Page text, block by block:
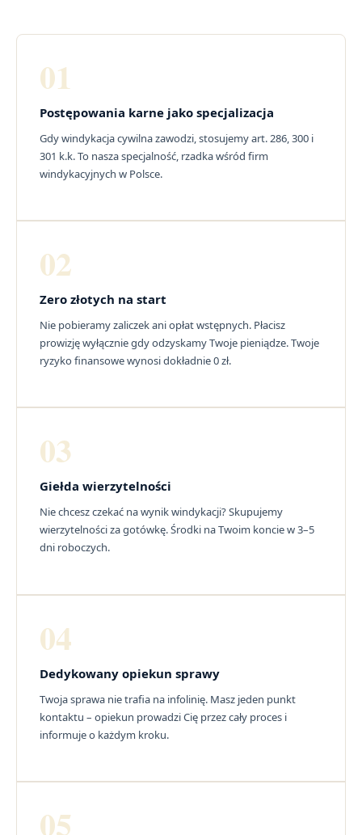
01
Postępowania karne jako specjalizacja
Gdy windykacja cywilna zawodzi, stosujemy art. 286, 300 i
301 k.k. To nasza specjalność, rzadka wśród firm
windykacyjnych w Polsce.
02
Zero złotych na start
Nie pobieramy zaliczek ani opłat wstępnych. Płacisz
prowizję wyłącznie gdy odzyskamy Twoje pieniądze. Twoje
ryzyko finansowe wynosi dokładnie 0 zł.
03
Giełda wierzytelności
Nie chcesz czekać na wynik windykacji? Skupujemy
wierzytelności za gotówkę. Środki na Twoim koncie w 3–5
dni roboczych.
04
Dedykowany opiekun sprawy
Twoja sprawa nie trafia na infolinię. Masz jeden punkt
kontaktu – opiekun prowadzi Cię przez cały proces i
informuje o każdym kroku.
05